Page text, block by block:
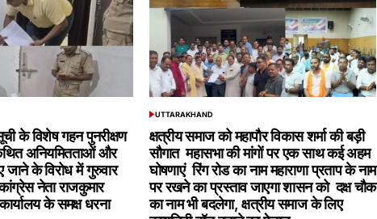
के विशेष गहन पुनरीक्षण
अनियमितताओं और
जाने के विरोध में गुरुवार
नेता राजकुमार
के समक्ष धरना
POSTED
UTTARAKHAND
क्षत्रीय समाज को महापौर विकास शर्मा की बड़ी
सौगात महासभा की मांगों पर एक साथ कई अहम
घोषणाएं रिंग रोड का नाम महाराणा प्रताप के नाम
पर रखने का प्रस्ताव जाएगा शासन को दक्ष चौक
का नाम भी बदलेगा, क्षत्रीय समाज के लिए